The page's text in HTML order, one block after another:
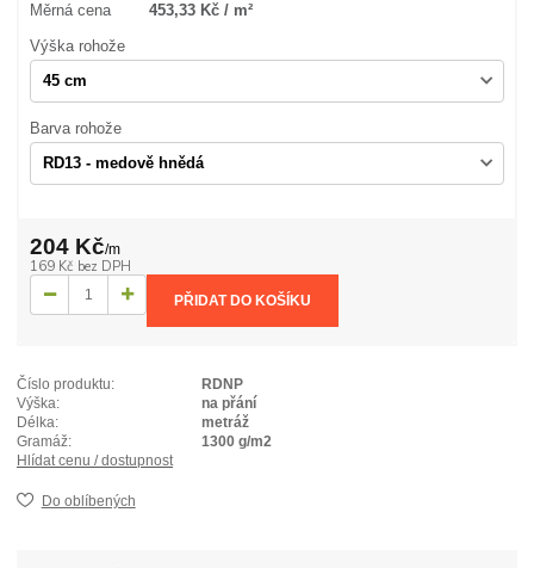
Měrná cena 453,33 Kč / m²
Výška rohože
Barva rohože
204 Kč/m
169 Kč bez DPH
PŘIDAT DO KOŠÍKU
Číslo produktu:
RDNP
Výška:
na přání
Délka:
metráž
Gramáž:
1300 g/m2
Hlídat cenu / dostupnost
Do oblíbených